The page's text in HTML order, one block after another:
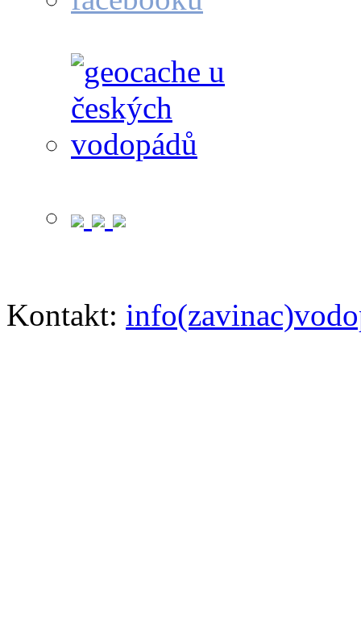
Kontakt: